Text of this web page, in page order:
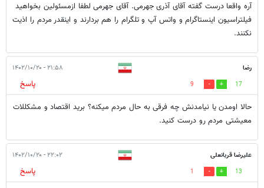
آره واقعا درست گفته آقای آذری جهرمی. آقای جهرمی لطفا ازمسئولین بخواهید
فیلتراسیون اینستاگرام و واتس آپ و تلگرام را هم بردارند و اینقدر مردم را اذیت
نکنند.
رضا ۲۱:۵۸ - ۱۴۰۲/۱۰/۲۰
17
9
پاسخ
حالا اومدن یا نیامدنش چه فرقی به حال مردم میکنه؟ برید اقتصاد و مشکللات
معیشتی مردم رو درست کنید.
علیرضا قربانعلی ۲۲:۰۲ - ۱۴۰۲/۱۰/۲۰
13
1
پاسخ